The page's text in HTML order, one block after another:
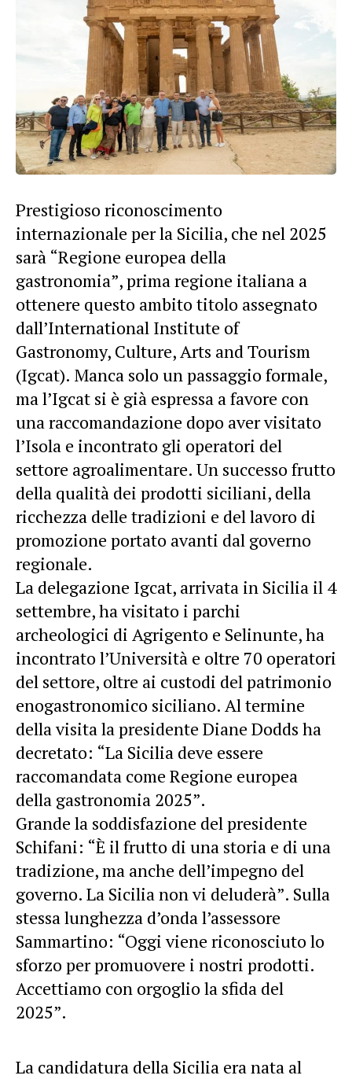
Prestigioso riconoscimento
internazionale per la Sicilia, che nel 2025
sarà “Regione europea della
gastronomia”, prima regione italiana a
ottenere questo ambito titolo assegnato
dall’International Institute of
Gastronomy, Culture, Arts and Tourism
(Igcat). Manca solo un passaggio formale,
ma l’Igcat si è già espressa a favore con
una raccomandazione dopo aver visitato
l’Isola e incontrato gli operatori del
settore agroalimentare. Un successo frutto
della qualità dei prodotti siciliani, della
ricchezza delle tradizioni e del lavoro di
promozione portato avanti dal governo
regionale.
La delegazione Igcat, arrivata in Sicilia il 4
settembre, ha visitato i parchi
archeologici di Agrigento e Selinunte, ha
incontrato l’Università e oltre 70 operatori
del settore, oltre ai custodi del patrimonio
enogastronomico siciliano. Al termine
della visita la presidente Diane Dodds ha
decretato: “La Sicilia deve essere
raccomandata come Regione europea
della gastronomia 2025”.
Grande la soddisfazione del presidente
Schifani: “È il frutto di una storia e di una
tradizione, ma anche dell’impegno del
governo. La Sicilia non vi deluderà”. Sulla
stessa lunghezza d’onda l’assessore
Sammartino: “Oggi viene riconosciuto lo
sforzo per promuovere i nostri prodotti.
Accettiamo con orgoglio la sfida del
2025”.
La candidatura della Sicilia era nata al